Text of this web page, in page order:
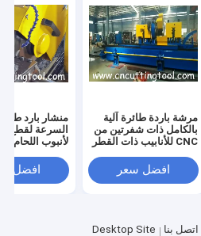
مرشة باردة طائرة آلية
بالكامل ذات شفرتين من
CNC للأنابيب ذات القطر
افضل سعر
منشار بارد
السرعة لقطع
لأنبوب اللحام
افضل
اتصل بنا Desktop Site